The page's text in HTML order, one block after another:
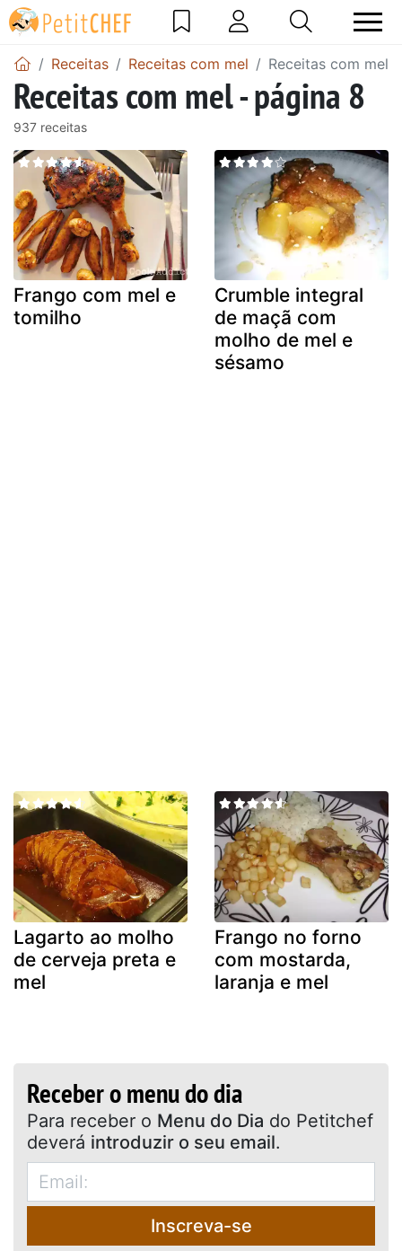
Receitas Receitas com mel Receitas com mel
Receitas com mel - página 8
937 receitas
Frango com mel e
tomilho
Crumble integral
de maçã com
molho de mel e
sésamo
Lagarto ao molho
de cerveja preta e
mel
Frango no forno
com mostarda,
laranja e mel
Receber o menu do dia
Para receber o Menu do Dia do Petitchef
deverá introduzir o seu email.
Inscreva-se